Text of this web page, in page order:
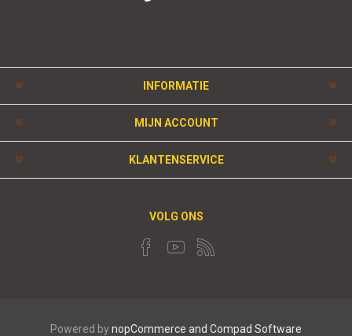
INFORMATIE
MIJN ACCOUNT
KLANTENSERVICE
VOLG ONS
Powered bynopCommerce and Compad Software